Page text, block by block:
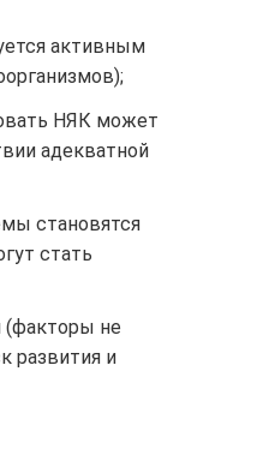
активным
НЯК может
адекватной
становятся
стать
(факторы не
развития и